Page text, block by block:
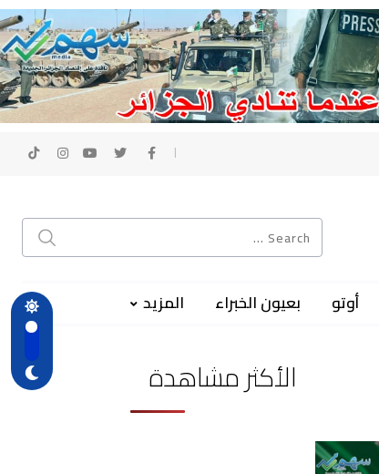
أوتو بعيون الخبراء المزيد
الأكثر مشاهدة